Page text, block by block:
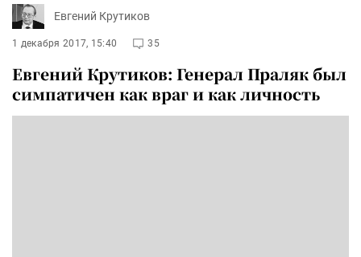
Евгений Крутиков
1 декабря 2017, 15:40 35
Евгений Крутиков: Генерал Праляк был
симпатичен как враг и как личность